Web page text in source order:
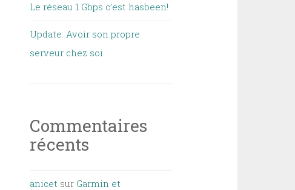
Le réseau 1 Gbps c’est hasbeen!
Update: Avoir son propre
serveur chez soi
Commentaires
récents
anicet sur Garmin et